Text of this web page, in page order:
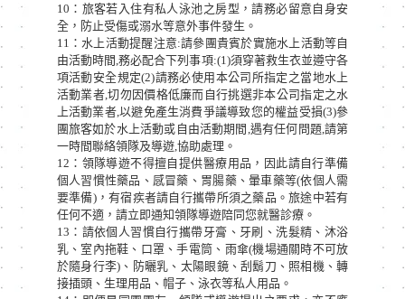
10：旅客若入住有私人泳池之房型，請務必留意自身安
全，防止受傷或溺水等意外事件發生。
11：水上活動提醒注意:請參團貴賓於實施水上活動等自
由活動時間,務必配合下列事項:(1)須穿著救生衣並遵守各
項活動安全規定(2)請務必使用本公司所指定之當地水上
活動業者,切勿因價格低廉而自行挑選非本公司指定之水
上活動業者,以避免產生消費爭議導致您的權益受損(3)參
團旅客如於水上活動或自由活動期間,遇有任何問題,請第
一時間聯絡領隊及導遊,協助處理。
12：領隊導遊不得擅自提供醫療用品，因此請自行準備
個人習慣性藥品、感冒藥、胃腸藥、暈車藥等(依個人需
要準備)，有宿疾者請自行攜帶所須之藥品。旅途中若有
任何不適，請立即通知領隊導遊陪同您就醫診療。
13：請依個人習慣自行攜帶牙膏、牙刷、洗髮精、沐浴
乳、室內拖鞋、口罩、手電筒、雨傘(機場通關時不可放
於隨身行李)、防曬乳、太陽眼鏡、刮鬍刀、照相機、轉
接插頭、生理用品、帽子、泳衣等私人用品。